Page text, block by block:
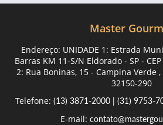
Master
Endereço: UNIDADE 1: Estrada
Barras KM 11-S/N Eldorado - SP -
2: Rua Boninas, 15 - Campina Verde ,
32150-290
Telefone: (13) 3871-2000 | (31) 9753-
E-mail: